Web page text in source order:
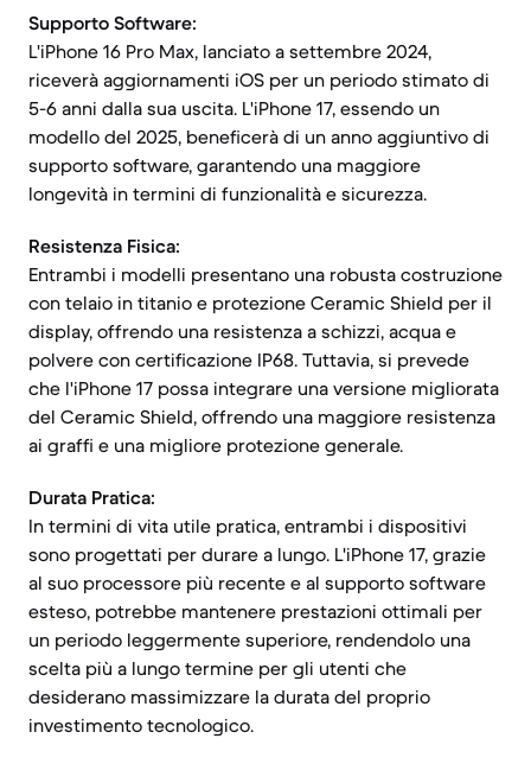
Supporto Software:
L'iPhone 16 Pro Max, lanciato a settembre 2024,
riceverà aggiornamenti iOS per un periodo stimato di
5-6 anni dalla sua uscita. L'iPhone 17, essendo un
modello del 2025, beneficerà di un anno aggiuntivo di
supporto software, garantendo una maggiore
longevità in termini di funzionalità e sicurezza.
Resistenza Fisica:
Entrambi i modelli presentano una robusta costruzione
con telaio in titanio e protezione Ceramic Shield per il
display, offrendo una resistenza a schizzi, acqua e
polvere con certificazione IP68. Tuttavia, si prevede
che l'iPhone 17 possa integrare una versione migliorata
del Ceramic Shield, offrendo una maggiore resistenza
ai graffi e una migliore protezione generale.
Durata Pratica:
In termini di vita utile pratica, entrambi i dispositivi
sono progettati per durare a lungo. L'iPhone 17, grazie
al suo processore più recente e al supporto software
esteso, potrebbe mantenere prestazioni ottimali per
un periodo leggermente superiore, rendendolo una
scelta più a lungo termine per gli utenti che
desiderano massimizzare la durata del proprio
investimento tecnologico.